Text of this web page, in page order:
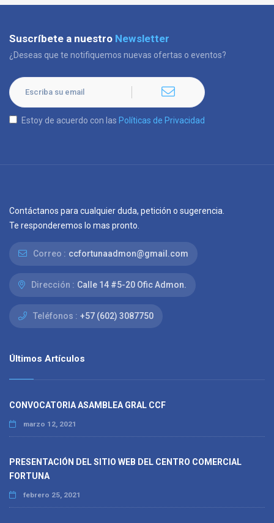
Suscríbete a nuestro Newsletter
¿Deseas que te notifiquemos nuevas ofertas o eventos?
Estoy de acuerdo con las Políticas de Privacidad
Contáctanos para cualquier duda, petición o sugerencia.
Te responderemos lo mas pronto.
Correo : ccfortunaadmon@gmail.com
Dirección : Calle 14 #5-20 Ofic Admon.
Teléfonos : +57 (602) 3087750
Últimos Artículos
CONVOCATORIA ASAMBLEA GRAL CCF
marzo 12, 2021
PRESENTACIÓN DEL SITIO WEB DEL CENTRO COMERCIAL
FORTUNA
febrero 25, 2021